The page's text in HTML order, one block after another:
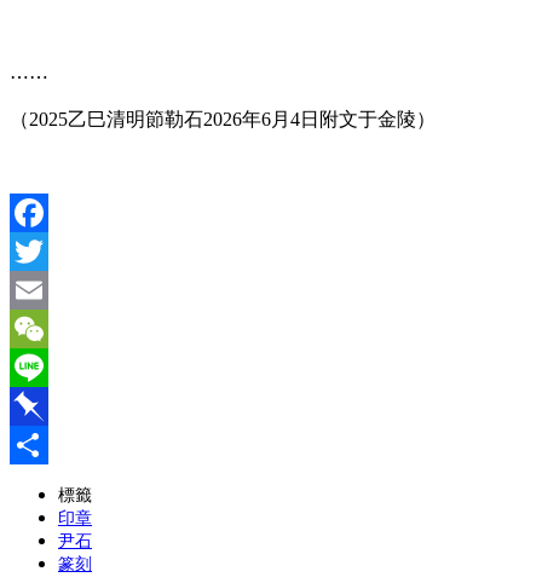
⋯⋯
（2025乙巳清明節勒石2026年6月4日附文于金陵）
Facebook
Twitter
Email
WeChat
Line
Pinboard
標籤
印章
尹石
篆刻